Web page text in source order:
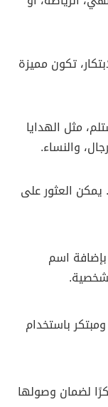
تكون مميزة
مثل الهدايا
والنساء.
يمكن العثور على
اسم
باستخدام
لضمان وصولها